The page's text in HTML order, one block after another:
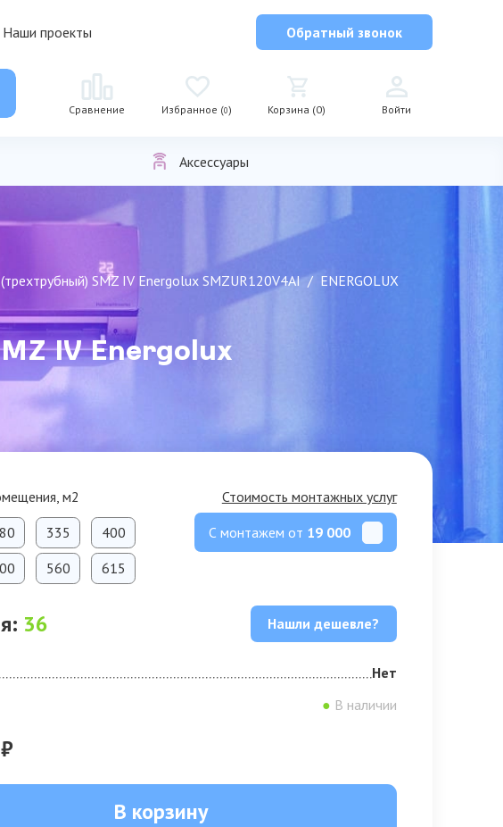
Наши проекты Обратный звонок
Сравнение Избранное (0) Корзина (0) Войти
Аксессуары
SMZ IV Energolux SMZUR120V4AI
ENERGOLUX
IV Energolux
м2
335
400
560 615
Стоимость монтажных услуг
С монтажем от 19 000
36 Нашли дешевле?
Нет
● В наличии
В корзину